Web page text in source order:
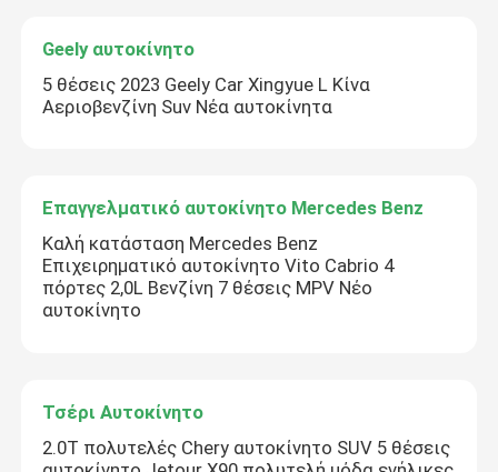
Geely αυτοκίνητο
5 θέσεις 2023 Geely Car Xingyue L Κίνα
Αεριοβενζίνη Suv Νέα αυτοκίνητα
Επαγγελματικό αυτοκίνητο Mercedes Benz
Καλή κατάσταση Mercedes Benz
Επιχειρηματικό αυτοκίνητο Vito Cabrio 4
πόρτες 2,0L Βενζίνη 7 θέσεις MPV Νέο
αυτοκίνητο
Τσέρι Αυτοκίνητο
2.0T πολυτελές Chery αυτοκίνητο SUV 5 θέσεις